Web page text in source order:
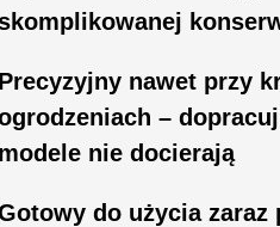
skomplikowanej
Precyzyjny nawet przy
–
modele nie docierają
do użycia zaraz